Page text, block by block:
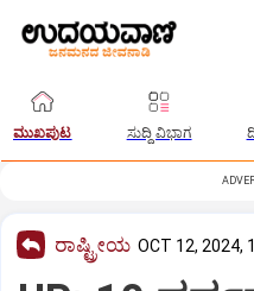
ಮುಖಪುಟ ಸುದ್ದಿ ವಿಭಾಗ
ರಾಷ್ಟ್ರೀಯ OCT 12, 2024,